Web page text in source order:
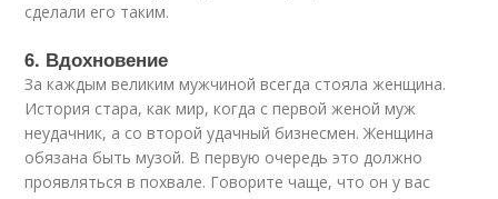
сделали его таким.
6. Вдохновение
За каждым великим мужчиной всегда стояла женщина.
История стара, как мир, когда с первой женой муж
неудачник, а со второй удачный бизнесмен. Женщина
обязана быть музой. В первую очередь это должно
проявляться в похвале. Говорите чаще, что он у вас